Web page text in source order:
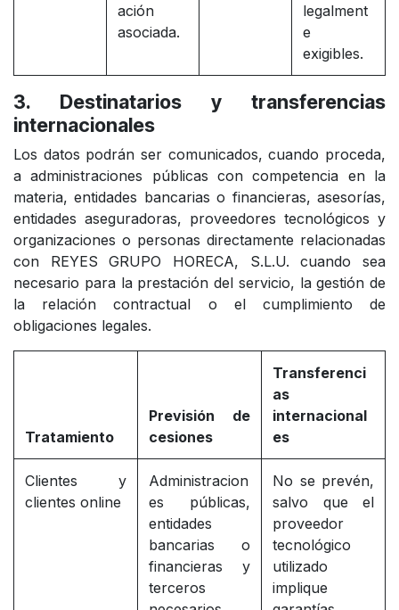
ación
asociada.
legalment
e
exigibles.
3. Destinatarios y transferencias
internacionales
Los datos podrán ser comunicados, cuando proceda,
a administraciones públicas con competencia en la
materia, entidades bancarias o financieras, asesorías,
entidades aseguradoras, proveedores tecnológicos y
organizaciones o personas directamente relacionadas
con REYES GRUPO HORECA, S.L.U. cuando sea
necesario para la prestación del servicio, la gestión de
la relación contractual o el cumplimiento de
obligaciones legales.
Tratamiento
Previsión de
cesiones
Transferenci
as
internacional
es
Clientes y
clientes online
Administracion
es públicas,
entidades
bancarias o
financieras y
terceros
No se prevén,
salvo que el
proveedor
tecnológico
utilizado
implique